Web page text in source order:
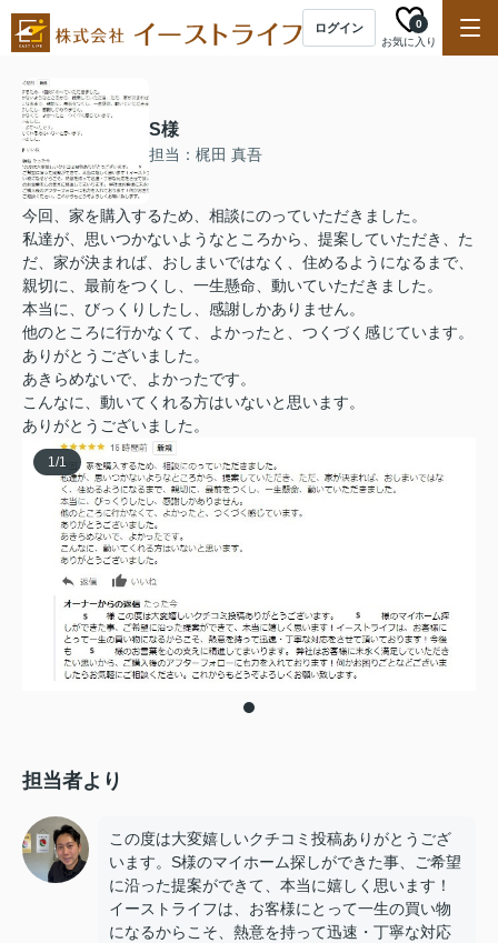
ログイン
お気に入り
0
S様
担当：梶田 真吾
今回、家を購入するため、相談にのっていただきました。
私達が、思いつかないようなところから、提案していただき、た
だ、家が決まれば、おしまいではなく、住めるようになるまで、
親切に、最前をつくし、一生懸命、動いていただきました。
本当に、びっくりしたし、感謝しかありません。
他のところに行かなくて、よかったと、つくづく感じています。
ありがとうございました。
あきらめないで、よかったです。
こんなに、動いてくれる方はいないと思います。
ありがとうございました。
1/1
担当者より
この度は大変嬉しいクチコミ投稿ありがとうござ
います。S様のマイホーム探しができた事、ご希望
に沿った提案ができて、本当に嬉しく思います！
イーストライフは、お客様にとって一生の買い物
になるからこそ、熱意を持って迅速・丁寧な対応